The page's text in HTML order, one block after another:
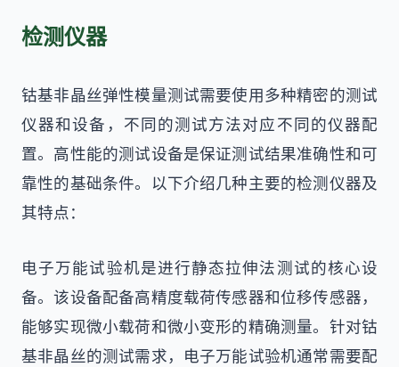
检测仪器
钴基非晶丝弹性模量测试需要使用多种精密的测试
仪器和设备，不同的测试方法对应不同的仪器配
置。高性能的测试设备是保证测试结果准确性和可
靠性的基础条件。以下介绍几种主要的检测仪器及
其特点：
电子万能试验机是进行静态拉伸法测试的核心设
备。该设备配备高精度载荷传感器和位移传感器，
能够实现微小载荷和微小变形的精确测量。针对钴
基非晶丝的测试需求，电子万能试验机通常需要配